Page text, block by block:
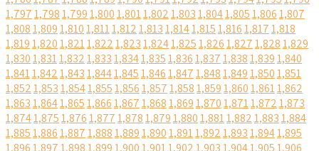
1,7971,7981,7991,8001,8011,8021,8031,8041,8051,8061,807
1,8081,8091,8101,8111,8121,8131,8141,8151,8161,8171,818
1,8191,8201,8211,8221,8231,8241,8251,8261,8271,8281,829
1,8301,8311,8321,8331,8341,8351,8361,8371,8381,8391,840
1,8411,8421,8431,8441,8451,8461,8471,8481,8491,8501,851
1,8521,8531,8541,8551,8561,8571,8581,8591,8601,8611,862
1,8631,8641,8651,8661,8671,8681,8691,8701,8711,8721,873
1,8741,8751,8761,8771,8781,8791,8801,8811,8821,8831,884
1,8851,8861,8871,8881,8891,8901,8911,8921,8931,8941,895